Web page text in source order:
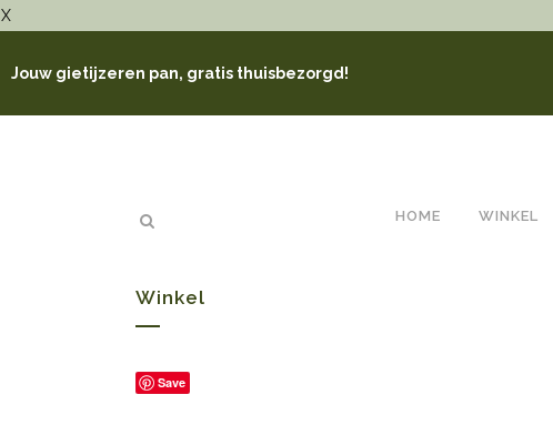
X
Jouw gietijzeren pan, gratis thuisbezorgd!
HOME WINKEL
Winkel
Save